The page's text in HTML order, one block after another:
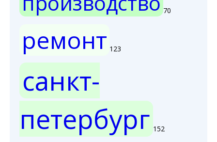
70
ремонт 123
санкт-
петербург 152